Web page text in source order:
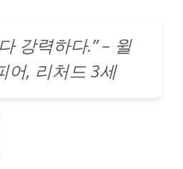
강력하다.” – 윌
어, 리처드 3세